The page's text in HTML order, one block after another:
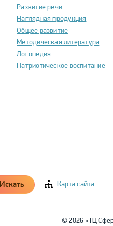
Развитие речи
Наглядная продукция
Общее развитие
Методическая литература
Логопедия
Патриотическое воспитание
Искать Карта сайта
© 2026 «ТЦ